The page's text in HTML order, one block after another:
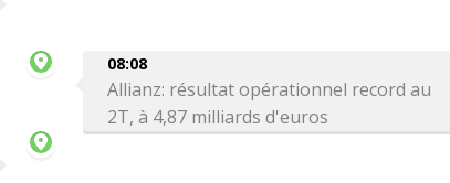
08:08
Allianz: résultat opérationnel record au
2T, à 4,87 milliards d'euros